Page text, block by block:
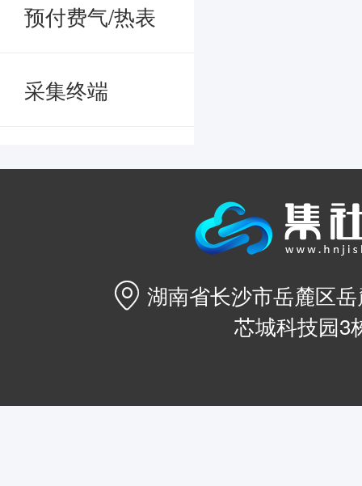
预付费气/热表
采集终端
缴费自助终端
 湖南省长沙市岳麓区
芯城科技园3